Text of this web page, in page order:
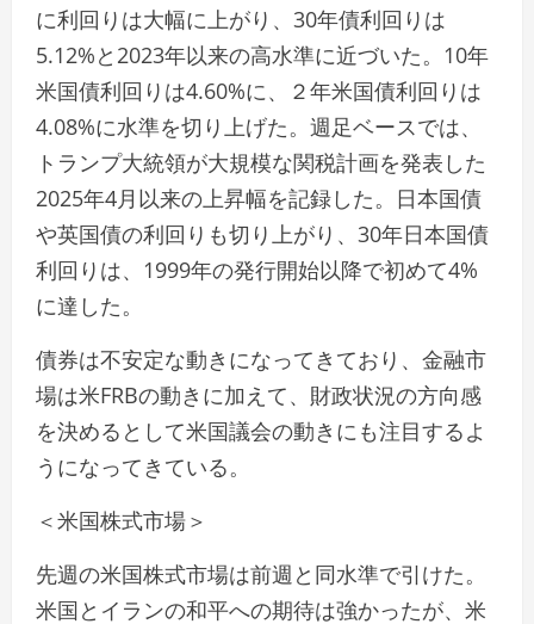
に利回りは大幅に上がり、30年債利回りは
5.12%と2023年以来の高水準に近づいた。10年
米国債利回りは4.60%に、２年米国債利回りは
4.08%に水準を切り上げた。週足ベースでは、
トランプ大統領が大規模な関税計画を発表した
2025年4月以来の上昇幅を記録した。日本国債
や英国債の利回りも切り上がり、30年日本国債
利回りは、1999年の発行開始以降で初めて4%
に達した。
債券は不安定な動きになってきており、金融市
場は米FRBの動きに加えて、財政状況の方向感
を決めるとして米国議会の動きにも注目するよ
うになってきている。
＜米国株式市場＞
先週の米国株式市場は前週と同水準で引けた。
米国とイランの和平への期待は強かったが、米